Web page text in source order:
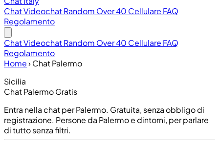
ChatVideochatRandom Over 40 Cellulare FAQ
Regolamento
ChatVideochatRandom Over 40 Cellulare FAQ
Regolamento
Home›Chat Palermo
Sicilia
Chat Palermo Gratis
Entra nella chat per Palermo. Gratuita, senza obbligo di
registrazione. Persone da Palermo e dintorni, per parlare
di tutto senza filtri.